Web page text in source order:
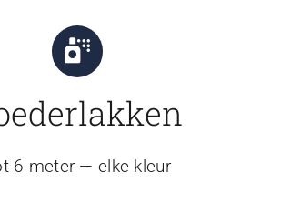
6 meter — elke kleur